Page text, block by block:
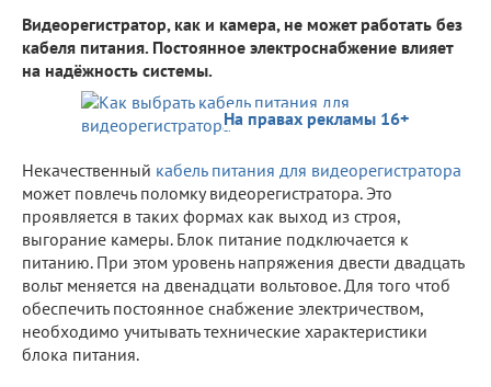
Видеорегистратор, как и камера, не может работать без
кабеля питания. Постоянное электроснабжение влияет
на надёжность системы.
На правах рекламы 16+
Некачественный кабель питания для видеорегистратора
может повлечь поломку видеорегистратора. Это
проявляется в таких формах как выход из строя,
выгорание камеры. Блок питание подключается к
питанию. При этом уровень напряжения двести двадцать
вольт меняется на двенадцати вольтовое. Для того чтоб
обеспечить постоянное снабжение электричеством,
необходимо учитывать технические характеристики
блока питания.